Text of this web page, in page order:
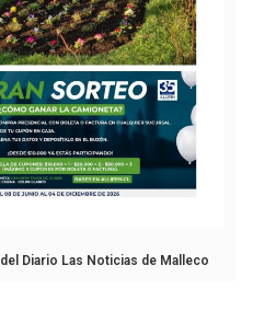
Diario Las Noticias de Malleco